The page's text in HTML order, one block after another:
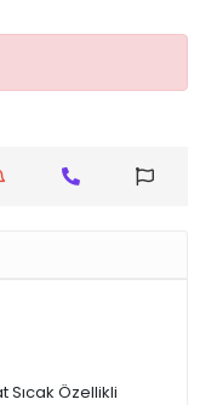
Sıcak Özellikli